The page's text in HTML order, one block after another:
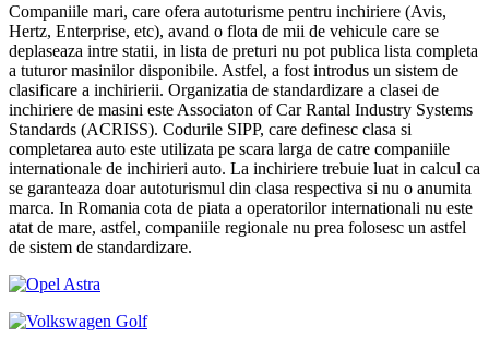
Companiile mari, care ofera autoturisme pentru inchiriere (Avis,
Hertz, Enterprise, etc), avand o flota de mii de vehicule care se
deplaseaza intre statii, in lista de preturi nu pot publica lista completa
a tuturor masinilor disponibile. Astfel, a fost introdus un sistem de
clasificare a inchirierii. Organizatia de standardizare a clasei de
inchiriere de masini este Associaton of Car Rantal Industry Systems
Standards (ACRISS). Codurile SIPP, care definesc clasa si
completarea auto este utilizata pe scara larga de catre companiile
internationale de inchirieri auto. La inchiriere trebuie luat in calcul ca
se garanteaza doar autoturismul din clasa respectiva si nu o anumita
marca. In Romania cota de piata a operatorilor internationali nu este
atat de mare, astfel, companiile regionale nu prea folosesc un astfel
de sistem de standardizare.